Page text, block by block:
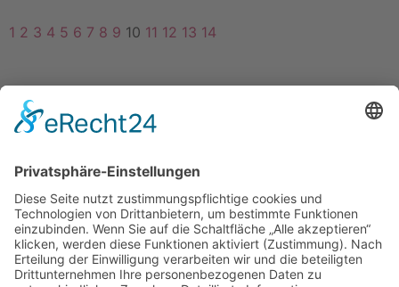
1 2 3 4 5 6 7 8 9 10 11 12 13 14
Impressum
Mitgliederbereich
Umsetzung:DOUBLE-A-DESIGN